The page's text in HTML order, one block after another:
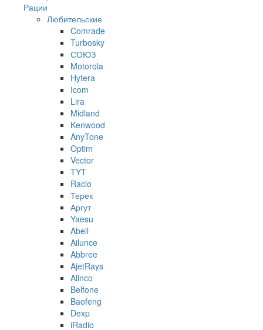
Рации
Любительские
Comrade
Turbosky
СОЮЗ
Motorola
Hytera
Icom
Lira
Midland
Kenwood
AnyTone
Optim
Vector
TYT
Racio
Терек
Аргут
Yaesu
Abell
Ailunce
Abbree
AjetRays
Alinco
Belfone
Baofeng
Dexp
iRadio